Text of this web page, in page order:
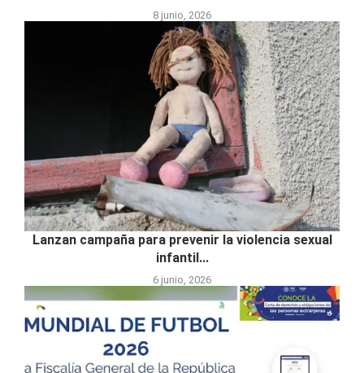
8 junio, 2026
Lanzan campaña para prevenir la violencia sexual
infantil...
6 junio, 2026